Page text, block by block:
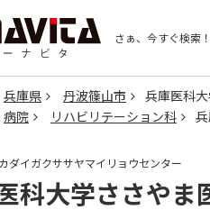
さぁ、今すぐ検索！
兵庫県 丹波篠山市
兵庫医科
病院 リハビリテーション科
ダイガクササヤマイリョウセンター
科大学ささやま